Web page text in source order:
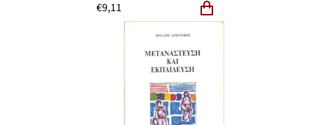
€9,11